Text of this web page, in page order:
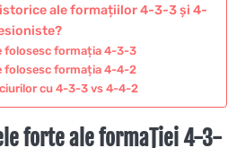
ale formațiilor 4-3-3 și 4-
folosesc formația 4-3-3
folosesc formația 4-4-2
cu 4-3-3 vs 4-4-2
forte ale formației 4-3-